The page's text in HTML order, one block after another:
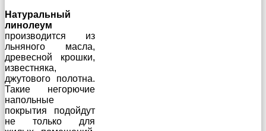
Натуральный
линолеум
производится из
льняного масла,
древесной крошки,
известняка,
джутового полотна.
Такие негорючие
напольные
покрытия подойдут
не только для